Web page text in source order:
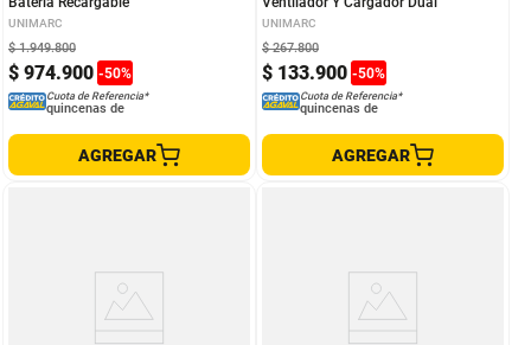
UNIMARC
$ 974.900 -50%
$ 1.949.800
Cuota de Referencia*
quincenas de
AGREGAR
UNIMARC
$ 133.900 -50%
$ 267.800
Cuota de Referencia*
quincenas de
AGREGAR